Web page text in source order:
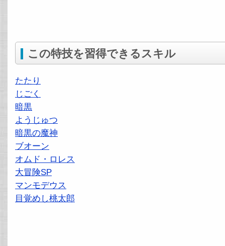
この特技を習得できるスキル
たたり
じごく
暗黒
ようじゅつ
暗黒の魔神
ブオーン
オムド・ロレス
大冒険SP
マンモデウス
目覚めし桃太郎